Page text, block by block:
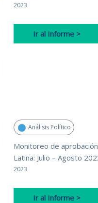
2023
Ir al Informe >
Análisis Político
Monitoreo de
Latina: Julio – Agosto
2023
Ir al Informe >